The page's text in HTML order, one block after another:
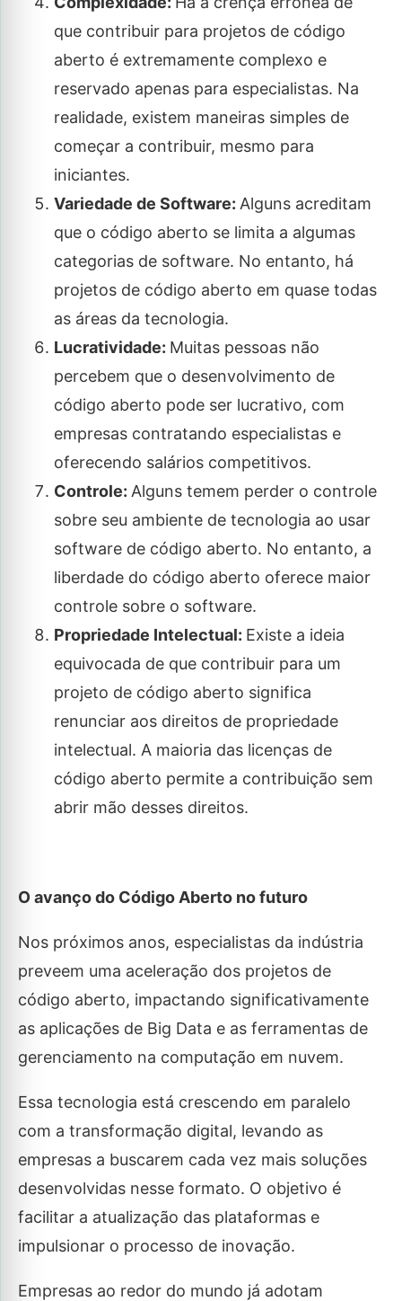
que contribuir para projetos de código
aberto é extremamente complexo e
reservado apenas para especialistas. Na
realidade, existem maneiras simples de
começar a contribuir, mesmo para
iniciantes.
Variedade de Software: Alguns acreditam
que o código aberto se limita a algumas
categorias de software. No entanto, há
projetos de código aberto em quase todas
as áreas da tecnologia.
Lucratividade: Muitas pessoas não
percebem que o desenvolvimento de
código aberto pode ser lucrativo, com
empresas contratando especialistas e
oferecendo salários competitivos.
Controle: Alguns temem perder o controle
sobre seu ambiente de tecnologia ao usar
software de código aberto. No entanto, a
liberdade do código aberto oferece maior
controle sobre o software.
Propriedade Intelectual: Existe a ideia
equivocada de que contribuir para um
projeto de código aberto significa
renunciar aos direitos de propriedade
intelectual. A maioria das licenças de
código aberto permite a contribuição sem
abrir mão desses direitos.
O avanço do Código Aberto no futuro
Nos próximos anos, especialistas da indústria
preveem uma aceleração dos projetos de
código aberto, impactando significativamente
as aplicações de Big Data e as ferramentas de
gerenciamento na computação em nuvem.
Essa tecnologia está crescendo em paralelo
com a transformação digital, levando as
empresas a buscarem cada vez mais soluções
desenvolvidas nesse formato. O objetivo é
facilitar a atualização das plataformas e
impulsionar o processo de inovação.
Empresas ao redor do mundo já adotam